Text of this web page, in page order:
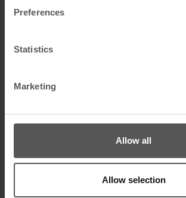
Preferences
Statistics
Marketing
Allow all
Allow selection
Berechnung für abgehängte Decken
Technische Unterstützung und Beratung:
Telefon: 0172 3767704
juergen.laessig@mage-roof.com
Technische Hotline: